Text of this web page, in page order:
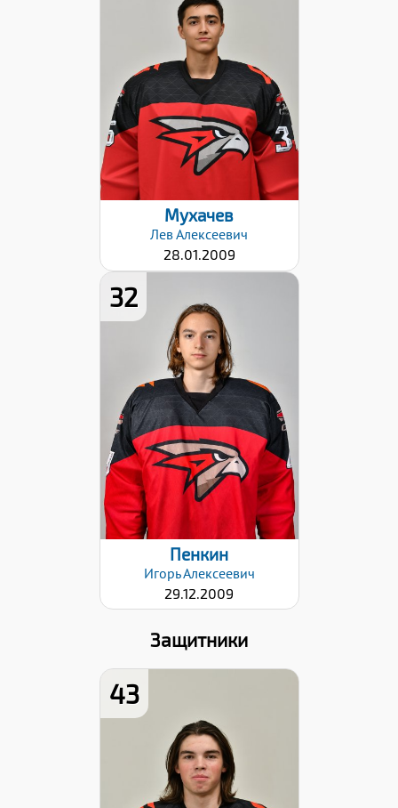
Вес:
67
Хват клюшки:
Левый
Разряд:
1юн
Дата заявки:
06.09.2024
Мухачев
ЛевАлексеевич
28.01.2009
32
Рост:
180
Вес:
61
Хват клюшки:
Левый
Дата заявки:
06.09.2024
Пенкин
ИгорьАлексеевич
29.12.2009
Защитники
43
175
Вес:
70
Хват клюшки: